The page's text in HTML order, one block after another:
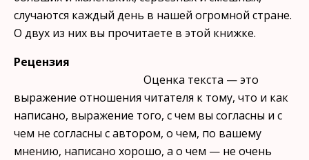
случаются каждый день в нашей огромной стране.
О двух из них вы прочитаете в этой книжке.
Рецензия
Оценка текста — это
выражение отношения читателя к тому, что и как
написано, выражение того, с чем вы согласны и с
чем не согласны с автором, о чем, по вашему
мнению, написано хорошо, а о чем — не очень